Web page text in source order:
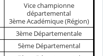
Vice championne
départemental
3ème Académique (Région)
3ème Départementale
5ème Départemental